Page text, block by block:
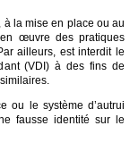
la mise en place ou au
œuvre des pratiques
ailleurs, est interdit le
(VDI) à des fins de
ou le système d’autrui
fausse identité sur le